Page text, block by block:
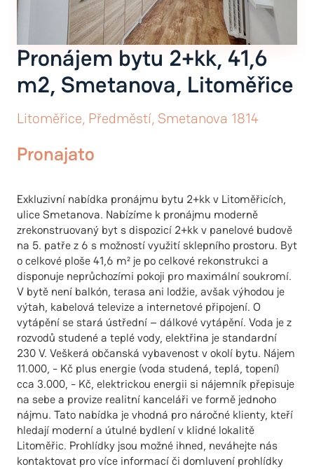
Pronájem bytu 2+kk, 41,6
m2, Smetanova, Litoměřice
Litoměřice, Předměstí, Smetanova 1814
Pronajato
Exkluzivní nabídka pronájmu bytu 2+kk v Litoměřicích,
ulice Smetanova. Nabízíme k pronájmu moderně
zrekonstruovaný byt s dispozicí 2+kk v panelové budově
na 5. patře z 6 s možností využití sklepního prostoru. Byt
o celkové ploše 41,6 m² je po celkové rekonstrukci a
disponuje neprůchozími pokoji pro maximální soukromí.
V bytě není balkón, terasa ani lodžie, avšak výhodou je
výtah, kabelová televize a internetové připojení. O
vytápění se stará ústřední – dálkové vytápění. Voda je z
rozvodů studené a teplé vody, elektřina je standardní
230 V. Veškerá občanská vybavenost v okolí bytu. Nájem
11.000, - Kč plus energie (voda studená, teplá, topení)
cca 3.000, - Kč, elektrickou energii si nájemník přepisuje
na sebe a provize realitní kanceláři ve formě jednoho
nájmu. Tato nabídka je vhodná pro náročné klienty, kteří
hledají moderní a útulné bydlení v klidné lokalitě
Litoměřic. Prohlídky jsou možné ihned, neváhejte nás
kontaktovat pro více informací či domluvení prohlídky